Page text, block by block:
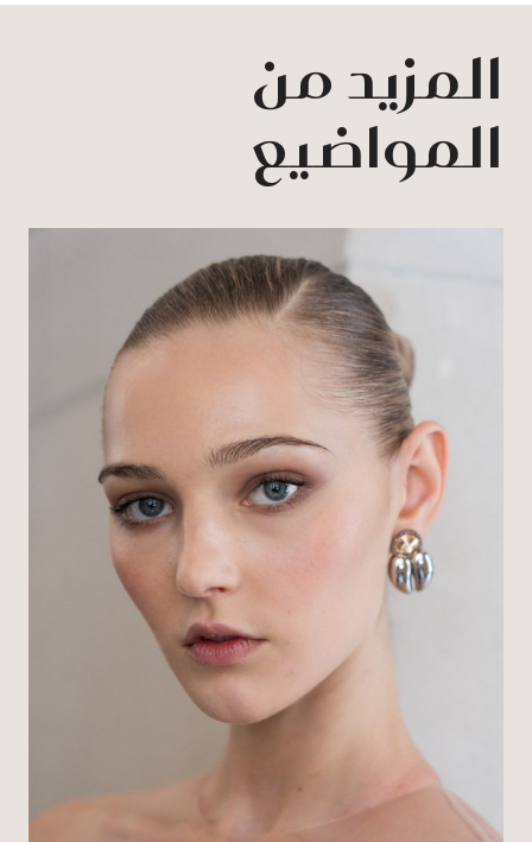
المزيد من
المواضيع